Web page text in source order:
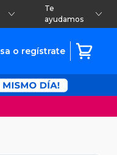
Te
ayudamos
o regístrate